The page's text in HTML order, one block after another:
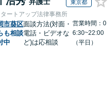
東京都
ートアップ法律事務所
市葵区
も相談
中
面談方法(対面・
電話・ビデオな
ど)は応相談
営業時間：0
6:30~22:00
（平日）